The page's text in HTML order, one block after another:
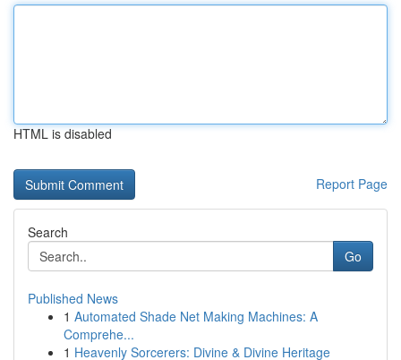
HTML is disabled
Report Page
Search
Go
Published News
1 Automated Shade Net Making Machines: A
Comprehe...
1 Heavenly Sorcerers: Divine & Divine Heritage